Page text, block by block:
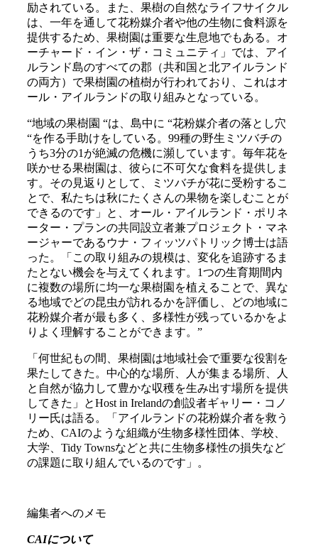
励されている。また、果樹の自然なライフサイクル
は、一年を通して花粉媒介者や他の生物に食料源を
提供するため、果樹園は重要な生息地でもある。オ
ーチャード・イン・ザ・コミュニティ」では、アイ
ルランド島のすべての郡（共和国と北アイルランド
の両方）で果樹園の植樹が行われており、これはオ
ール・アイルランドの取り組みとなっている。
“地域の果樹園 “は、島中に “花粉媒介者の落とし穴
“を作る手助けをしている。99種の野生ミツバチの
うち3分の1が絶滅の危機に瀕しています。毎年花を
咲かせる果樹園は、彼らに不可欠な食料を提供しま
す。その見返りとして、ミツバチが花に受粉するこ
とで、私たちは秋にたくさんの果物を楽しむことが
できるのです」と、オール・アイルランド・ポリネ
ーター・プランの共同設立者兼プロジェクト・マネ
ージャーであるウナ・フィッツパトリック博士は語
った。「この取り組みの規模は、変化を追跡するま
たとない機会を与えてくれます。1つの生育期間内
に複数の場所に均一な果樹園を植えることで、異な
る地域でどの昆虫が訪れるかを評価し、どの地域に
花粉媒介者が最も多く、多様性が残っているかをよ
りよく理解することができます。”
「何世紀もの間、果樹園は地域社会で重要な役割を
果たしてきた。中心的な場所、人が集まる場所、人
と自然が協力して豊かな収穫を生み出す場所を提供
してきた」とHost in Irelandの創設者ギャリー・コノ
リー氏は語る。「アイルランドの花粉媒介者を救う
ため、CAIのような組織が生物多様性団体、学校、
大学、Tidy Townsなどと共に生物多様性の損失など
の課題に取り組んでいるのです」。
編集者へのメモ
CAIについて